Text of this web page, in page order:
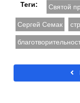
Теги: Святой
Сергей Семак